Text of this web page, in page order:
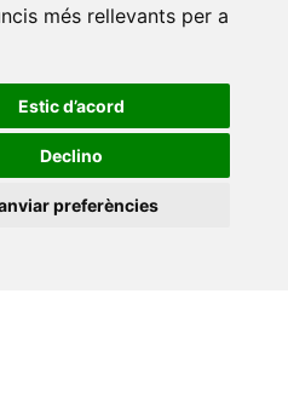
més rellevants per a
Estic d’acord
Declino
preferències
a Twitter